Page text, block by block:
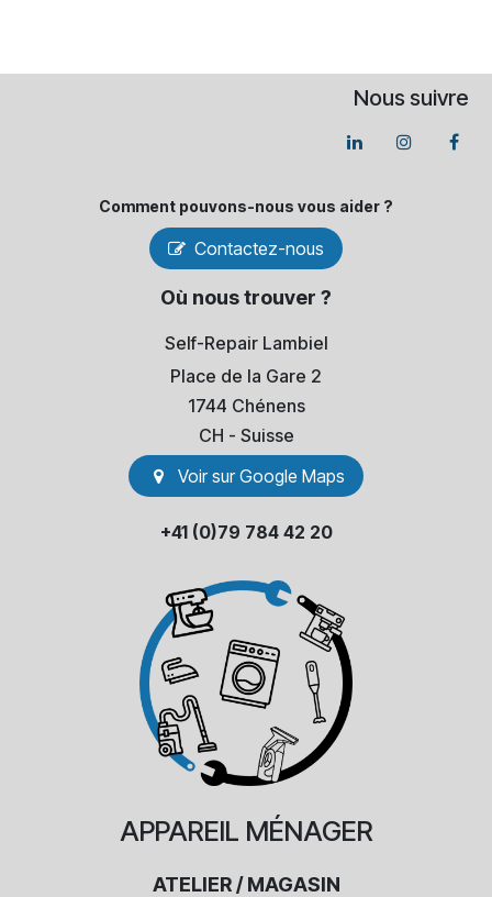
Nous suivre
Comment pouvons-​nous vous aider ?
Contactez-nous
Où nous trouver ?
Self-Repair Lambiel
Place de la Gare 2
1744 Chénens
​CH - Suisse
Voir sur Go​​ogle Maps
+41 (0)79 784 42 20
APPAREIL MÉNAGER
ATELIER / MAGASIN